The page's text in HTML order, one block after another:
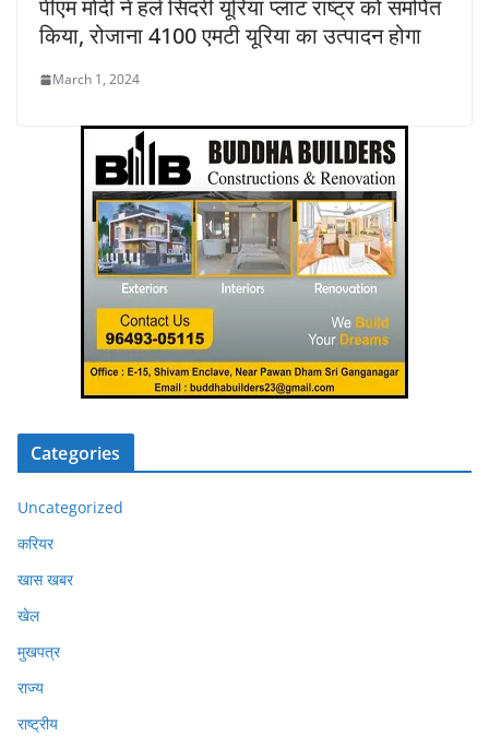
पीएम मोदी ने हर्ल सिंदरी यूरिया प्लांट राष्ट्र को समर्पित
किया, रोजाना 4100 एमटी यूरिया का उत्पादन होगा
March 1, 2024
Categories
Uncategorized
करियर
खास खबर
खेल
मुखपत्र
राज्य
राष्ट्रीय